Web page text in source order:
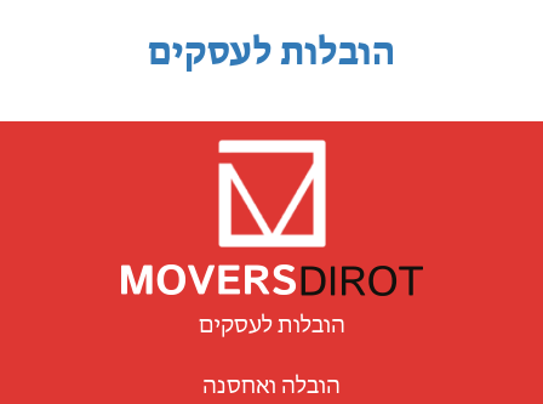
הובלות לעסקים
הובלות לעסקים
הובלה ואחסנה